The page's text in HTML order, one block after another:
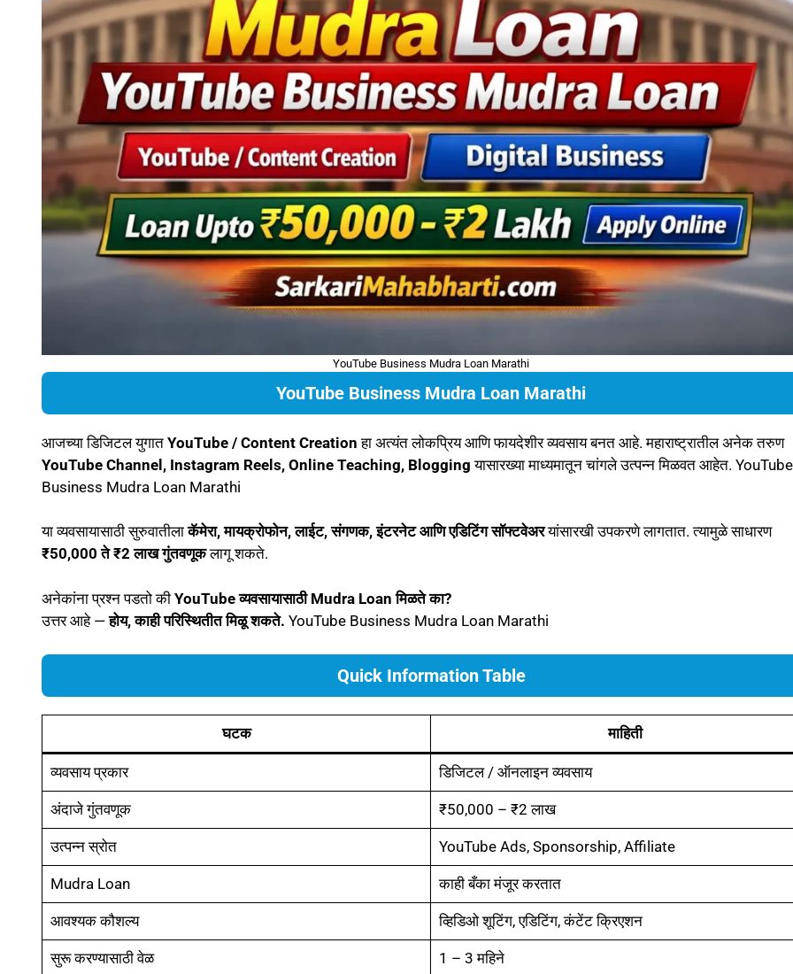
YouTube Business Mudra Loan Marathi
YouTube Business Mudra Loan Marathi
आजच्या डिजिटल युगात YouTube / Content Creation हा अत्यंत लोकप्रिय आणि फायदेशीर व्यवसाय बनत आहे. महाराष्ट्रातील अनेक तरुण
YouTube Channel, Instagram Reels, Online Teaching, Blogging यासारख्या माध्यमातून चांगले उत्पन्न मिळवत आहेत. YouTube
Business Mudra Loan Marathi
या व्यवसायासाठी सुरुवातीलाकॅमेरा, मायक्रोफोन, लाईट, संगणक, इंटरनेट आणि एडिटिंग सॉफ्टवेअरयांसारखी उपकरणे लागतात. त्यामुळे साधारण
₹50,000 ते ₹2 लाख गुंतवणूकलागू शकते.
अनेकांना प्रश्न पडतो की YouTube व्यवसायासाठी Mudra Loan मिळते का?
उत्तर आहे —होय, काही परिस्थितीत मिळू शकते. YouTube Business Mudra Loan Marathi
Quick Information Table
घटक माहिती
व्यवसाय प्रकार डिजिटल / ऑनलाइन व्यवसाय
अंदाजे गुंतवणूक ₹50,000 – ₹2 लाख
उत्पन्न स्रोत YouTube Ads, Sponsorship, Affiliate
Mudra Loan काही बँका मंजूर करतात
आवश्यक कौशल्य व्हिडिओ शूटिंग, एडिटिंग, कंटेंट क्रिएशन
सुरू करण्यासाठी वेळ 1 – 3 महिने